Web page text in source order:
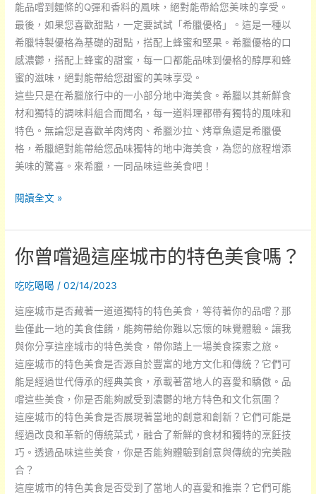
能品嚐到麵條的Q彈和香料的風味，絕對能帶給您美味的享受。
最後，如果您喜歡甜點，一定要試試「希臘優格」。這是一種以
希臘特製優格為基礎的甜點，搭配上蜂蜜和堅果。希臘優格的口
感濃鬱，搭配上蜂蜜的甜蜜，每一口都能品味到優格的醇厚和蜂
蜜的滋味，絕對能帶給您甜蜜的美味享受。
這些只是在希臘旅行中的一小部分地中海美食。希臘以其新鮮食
材和獨特的調味料組合而聞名，每一道料理都帶有獨特的風味和
特色。無論您是喜歡羊肉烤肉、希臘沙拉、烤章魚還是希臘優
格，希臘絕對能帶給您品味獨特的地中海美食，為您的旅程增添
美味的驚喜。來希臘，一同品味這些美食吧！
您
希
臘
旅
行
時，
是
否
試
過
這
些
令
垂
涎
閱讀全文 »
你曾嚐過這座城市的特色美食嗎？
吃吃喝喝 /02/14/2023
這座城市是否藏著一道道獨特的特色美食，等待著你的品嚐？那
些僅此一地的美食佳餚，能夠帶給你難以忘懷的味覺體驗。讓我
與你分享這座城市的特色美食，帶你踏上一場美食探索之旅。
這座城市的特色美食是否源自於豐富的地方文化和傳統？它們可
能是經過世代傳承的經典美食，承載著當地人的喜愛和驕傲。品
嚐這些美食，你是否能夠感受到濃鬱的地方特色和文化氛圍？
這座城市的特色美食是否展現著當地的創意和創新？它們可能是
經過改良和革新的傳統菜式，融合了新鮮的食材和獨特的烹飪技
巧。透過品味這些美食，你是否能夠體驗到創意與傳統的完美融
合？
這座城市的特色美食是否受到了當地人的喜愛和推崇？它們可能